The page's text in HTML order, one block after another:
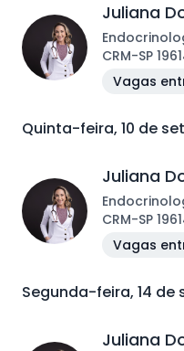
Juliana
CRM-SP
Vagas
Quinta-feira, 10 de
Juliana
CRM-SP
Vagas
Segunda-feira, 14 de
Juliana